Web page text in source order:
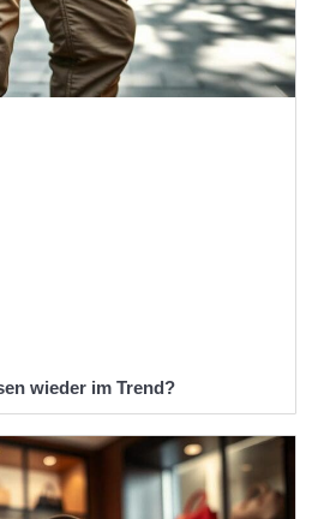
wieder im Trend?